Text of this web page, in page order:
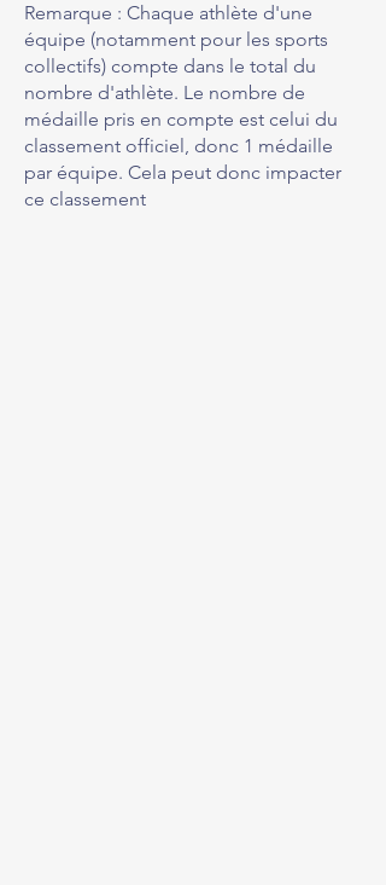
Remarque : Chaque athlète d'une
équipe (notamment pour les sports
collectifs) compte dans le total du
nombre d'athlète. Le nombre de
médaille pris en compte est celui du
classement officiel, donc 1 médaille
par équipe. Cela peut donc impacter
ce classement